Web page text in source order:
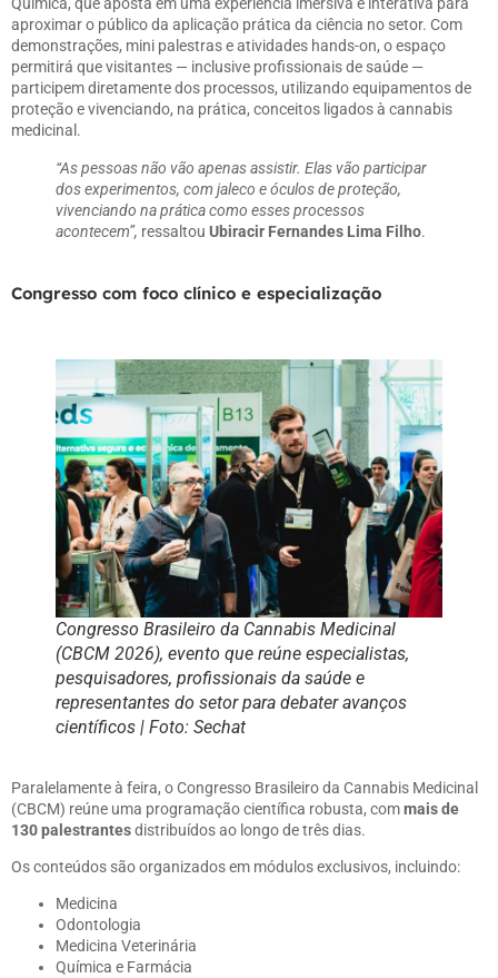
aproximar o público da aplicação prática da ciência no setor. Com
demonstrações, mini palestras e atividades hands-on, o espaço
permitirá que visitantes — inclusive profissionais de saúde —
participem diretamente dos processos, utilizando equipamentos de
proteção e vivenciando, na prática, conceitos ligados à cannabis
medicinal.
“As pessoas não vão apenas assistir. Elas vão participar
dos experimentos, com jaleco e óculos de proteção,
vivenciando na prática como esses processos
acontecem”, ressaltou Ubiracir Fernandes Lima Filho.
Congresso com foco clínico e especialização
Congresso Brasileiro da Cannabis Medicinal
(CBCM 2026), evento que reúne especialistas,
pesquisadores, profissionais da saúde e
representantes do setor para debater avanços
científicos | Foto: Sechat
Paralelamente à feira, o Congresso Brasileiro da Cannabis Medicinal
(CBCM) reúne uma programação científica robusta, commais de
130 palestrantesdistribuídos ao longo de três dias.
Os conteúdos são organizados em módulos exclusivos, incluindo:
Medicina
Odontologia
Medicina Veterinária
Química e Farmácia